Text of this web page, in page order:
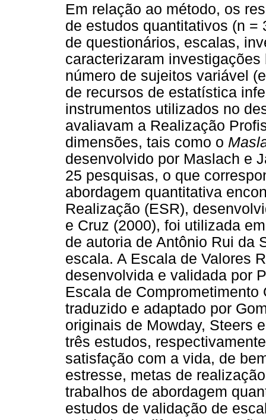
Em relação ao método, os
de estudos quantitativos (n =
de questionários, escalas,
caracterizaram
número de sujeitos variável
de recursos de estatística
instrumentos utilizados no
avaliavam a Realização
dimensões, tais como o
desenvolvido por Maslach e
25 pesquisas, o que
abordagem quantitativa
Realização (ESR),
e Cruz (2000), foi utilizada
de autoria de Antônio Rui da
escala. A Escala de Valores
desenvolvida e validada por
Escala de
traduzido e adaptado por
originais de Mowday, Steers
três estudos,
satisfação com a vida, de
estresse, metas de
trabalhos de abordagem
estudos de validação de